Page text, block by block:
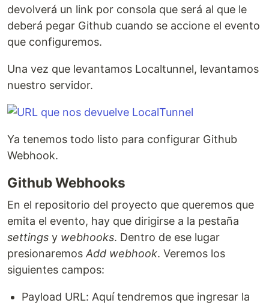
devolverá un link por consola que será al que le
deberá pegar Github cuando se accione el evento
que configuremos.
Una vez que levantamos Localtunnel, levantamos
nuestro servidor.
Ya tenemos todo listo para configurar Github
Webhook.
Github Webhooks
En el repositorio del proyecto que queremos que
emita el evento, hay que dirigirse a la pestaña
settings y webhooks. Dentro de ese lugar
presionaremos Add webhook. Veremos los
siguientes campos:
Payload URL: Aquí tendremos que ingresar la